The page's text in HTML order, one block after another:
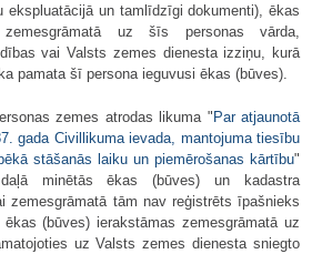
ekspluatācijā un tamlīdzīgi dokumenti), ēkas
uz šīs personas vārda,
vai Valsts zemes dienesta izziņu, kurā
pamata šī persona ieguvusi ēkas (būves).
zemes atrodas likuma " Par atjaunotā
gada Civillikuma ievada, mantojuma tiesību
stāšanās laiku un piemērošanas kārtību"
minētās ēkas (būves) un kadastra
zemesgrāmatā tām nav reģistrēts īpašnieks
(būves) ierakstāmas zemesgrāmatā uz
uz Valsts zemes dienesta sniegto